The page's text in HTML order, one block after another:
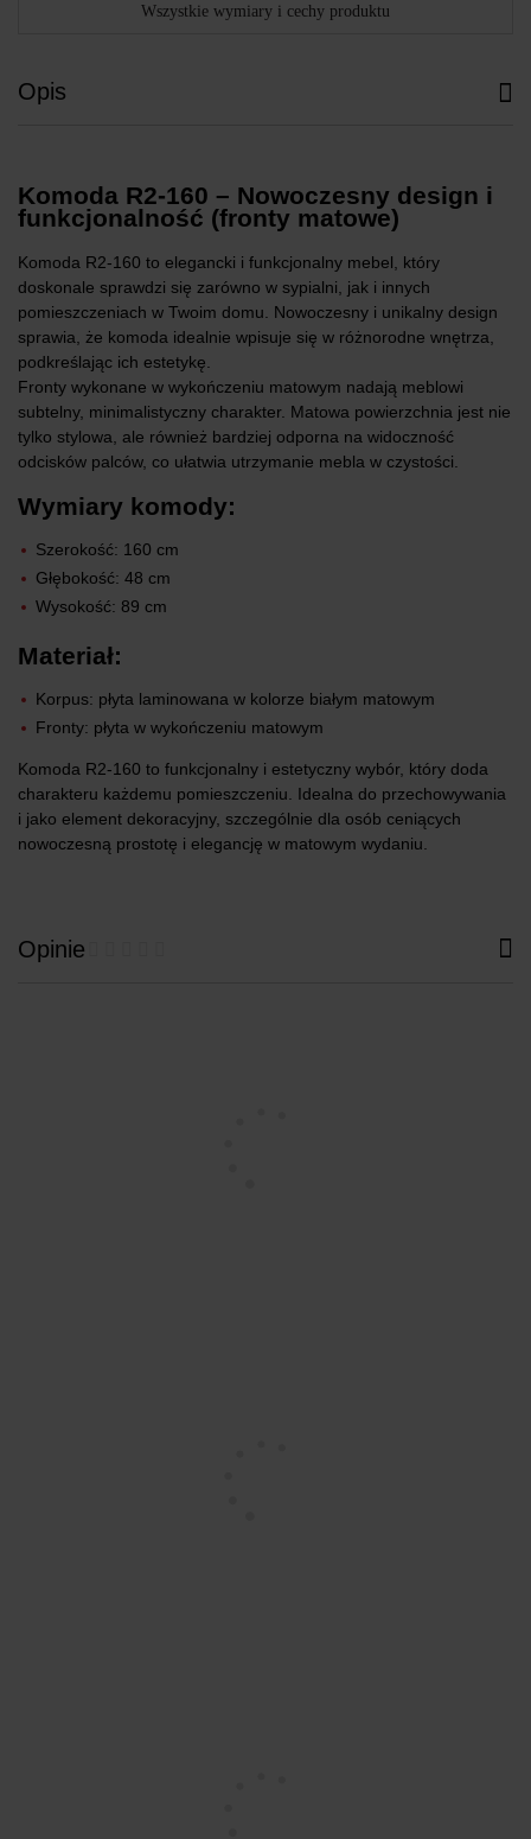
Wszystkie wymiary i cechy produktu
Opis
Komoda R2-160 – Nowoczesny design i
funkcjonalność (fronty matowe)
Komoda R2-160 to elegancki i funkcjonalny mebel, który
doskonale sprawdzi się zarówno w sypialni, jak i innych
pomieszczeniach w Twoim domu. Nowoczesny i unikalny design
sprawia, że komoda idealnie wpisuje się w różnorodne wnętrza,
podkreślając ich estetykę.
Fronty wykonane w wykończeniu matowym nadają meblowi
subtelny, minimalistyczny charakter. Matowa powierzchnia jest nie
tylko stylowa, ale również bardziej odporna na widoczność
odcisków palców, co ułatwia utrzymanie mebla w czystości.
Wymiary komody:
Szerokość: 160 cm
Głębokość: 48 cm
Wysokość: 89 cm
Materiał:
Korpus: płyta laminowana w kolorze białym matowym
Fronty: płyta w wykończeniu matowym
Komoda R2-160 to funkcjonalny i estetyczny wybór, który doda
charakteru każdemu pomieszczeniu. Idealna do przechowywania
i jako element dekoracyjny, szczególnie dla osób ceniących
nowoczesną prostotę i elegancję w matowym wydaniu.
Opinie